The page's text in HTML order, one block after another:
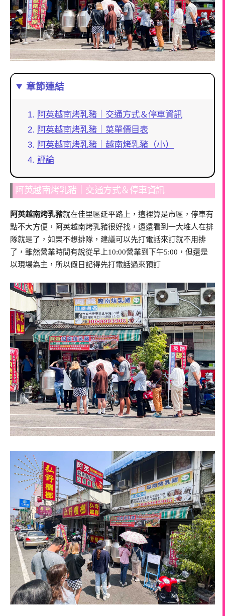
章節連結
阿英越南烤乳豬｜交通方式＆停車資訊
阿英越南烤乳豬｜菜單價目表
阿英越南烤乳豬｜越南烤乳豬（小）
評論
阿英越南烤乳豬｜交通方式＆停車資訊
阿英越南烤乳豬就在佳里區延平路上，這裡算是市區，停車有
點不大方便，阿英越南烤乳豬很好找，遠遠看到一大堆人在排
隊就是了，如果不想排隊，建議可以先打電話來訂就不用排
了，雖然營業時間有說從早上10:00營業到下午5:00，但還是
以現場為主，所以假日記得先打電話過來預訂